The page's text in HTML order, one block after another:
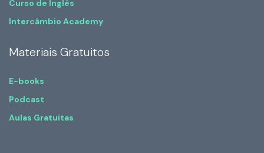
Curso de Inglês
Intercâmbio Academy
Materiais Gratuitos
E-books
Podcast
Aulas Gratuitas